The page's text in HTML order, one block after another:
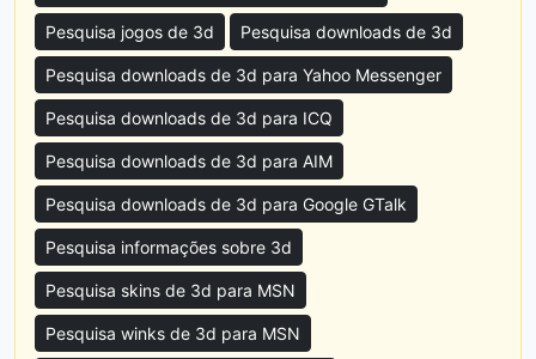
Pesquisa jogos de 3d Pesquisa downloads de 3d
Pesquisa downloads de 3d para Yahoo Messenger
Pesquisa downloads de 3d para ICQ
Pesquisa downloads de 3d para AIM
Pesquisa downloads de 3d para Google GTalk
Pesquisa informações sobre 3d
Pesquisa skins de 3d para MSN
Pesquisa winks de 3d para MSN